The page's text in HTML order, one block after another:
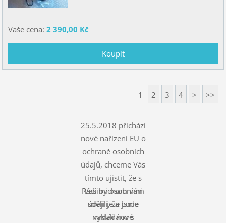
Vaše cena: 2 390,00 Kč
1 2 3 4 > >>
25.5.2018 přichází
nové nařízení EU o
ochraně osobních
údajů, chceme Vás
tímto ujistit, že s
Vašimi osobními
údaji je a bude
nakládáno s
Rádi bychom vám
sdělili, že jsme
vydali nové